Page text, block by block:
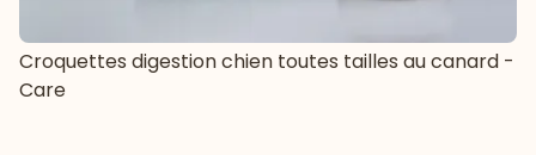
Croquettes digestion chien toutes tailles au canard -
Care